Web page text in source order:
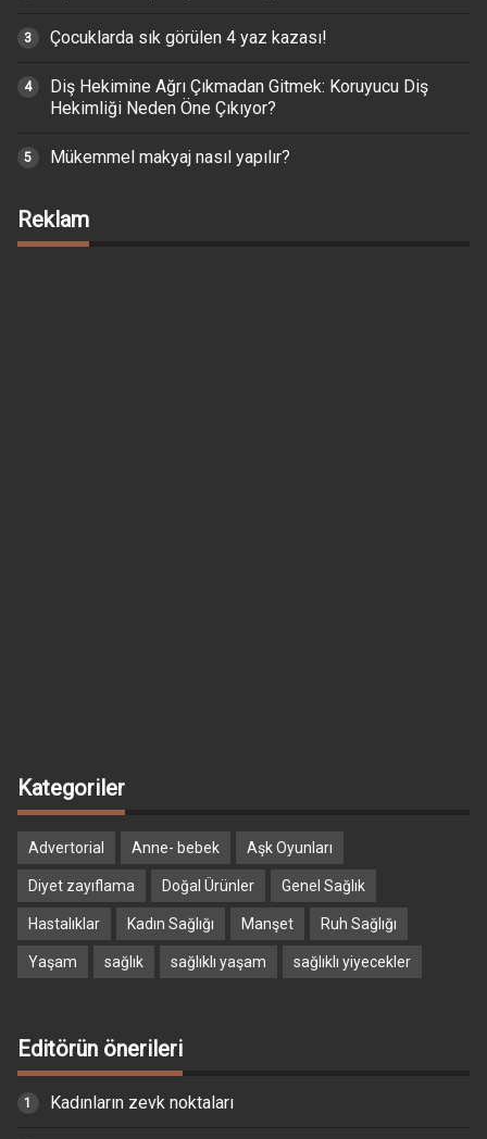
Çocuklarda sık görülen 4 yaz kazası!
Diş Hekimine Ağrı Çıkmadan Gitmek: Koruyucu Diş
Hekimliği Neden Öne Çıkıyor?
Mükemmel makyaj nasıl yapılır?
Reklam
Kategoriler
Advertorial Anne- bebek Aşk Oyunları
Diyet zayıflama Doğal Ürünler Genel Sağlık
Hastalıklar Kadın Sağlığı Manşet Ruh Sağlığı
Yaşam sağlık sağlıklı yaşam sağlıklı yiyecekler
Editörün önerileri
Kadınların zevk noktaları